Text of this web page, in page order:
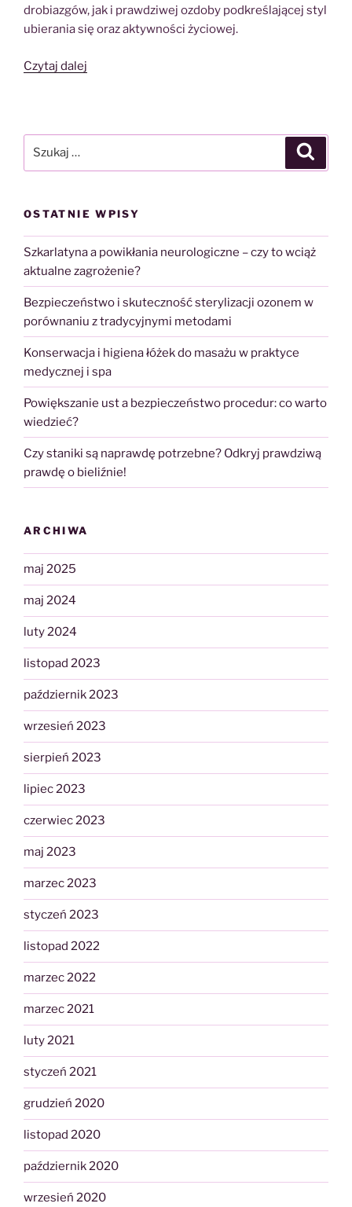
drobiazgów, jak i prawdziwej ozdoby podkreślającej styl
ubierania się oraz aktywności życiowej.
Czytaj dalej
miejscu”
OSTATNIE WPISY
Szkarlatyna a powikłania neurologiczne – czy to wciąż
aktualne zagrożenie?
Bezpieczeństwo i skuteczność sterylizacji ozonem w
porównaniu z tradycyjnymi metodami
Konserwacja i higiena łóżek do masażu w praktyce
medycznej i spa
Powiększanie ust a bezpieczeństwo procedur: co warto
wiedzieć?
Czy staniki są naprawdę potrzebne? Odkryj prawdziwą
prawdę o bieliźnie!
ARCHIWA
maj 2025
maj 2024
luty 2024
listopad 2023
październik 2023
wrzesień 2023
sierpień 2023
lipiec 2023
czerwiec 2023
maj 2023
marzec 2023
styczeń 2023
listopad 2022
marzec 2022
marzec 2021
luty 2021
styczeń 2021
grudzień 2020
listopad 2020
październik 2020
wrzesień 2020